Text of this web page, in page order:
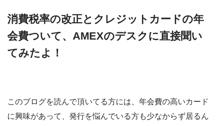
消費税率の改正とクレジットカードの年
会費ついて、AMEXのデスクに直接聞い
てみたよ！
このブログを読んで頂いてる方には、年会費の高いカード
に興味があって、発行を悩んでいる方も少なからず居るん